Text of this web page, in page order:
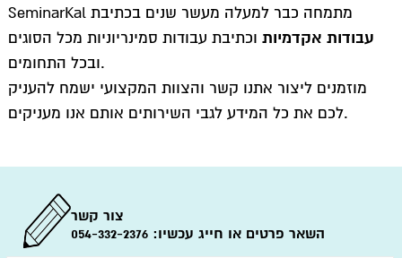
כתיבת עבודות סמינריוניות – האם אני יכול
כתיבת עבודה סמינריונית
SeminarKal מתמחה כבר למעלה מעשר שנים בכתיבת
עבודות אקדמיות וכתיבת עבודות סמינריוניות מכל הסוגים
ובכל התחומים.
מוזמנים ליצור אתנו קשר והצוות המקצועי ישמח להעניק
לכם את כל המידע לגבי השירותים אותם אנו מעניקים.
צור קשר
השאר פרטים או חייג עכשיו:054-332-2376